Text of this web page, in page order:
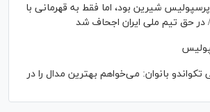
پرسپولیس شیرین بود، اما فقط به قهرمانی با
در حق تیم ملی ایران اجحاف شد
بانوان: می‌خواهم بهترین مدال را در